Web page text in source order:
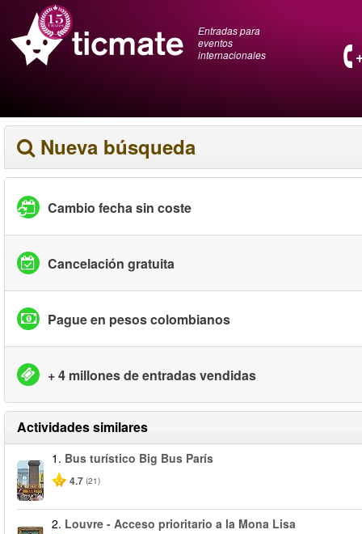
Entradas para
eventos
internacionales
Nueva búsqueda
Cambio fecha sin coste
Cancelación gratuita
Pague en pesos colombianos
+ 4 millones de entradas vendidas
Actividades similares
1. Bus turístico Big Bus París
4.7 (21)
2. Louvre - Acceso prioritario a la Mona Lisa